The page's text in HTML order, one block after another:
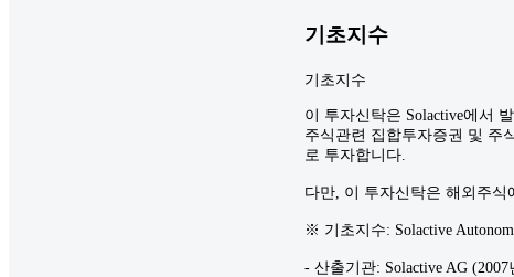
기초지수
기초지수
이 투자신탁은 Solactive에서
주식관련 집합투자증권 및 주
로 투자합니다.
다만, 이 투자신탁은 해외주
※ 기초지수: Solactive
- 산출기관: Solactive AG